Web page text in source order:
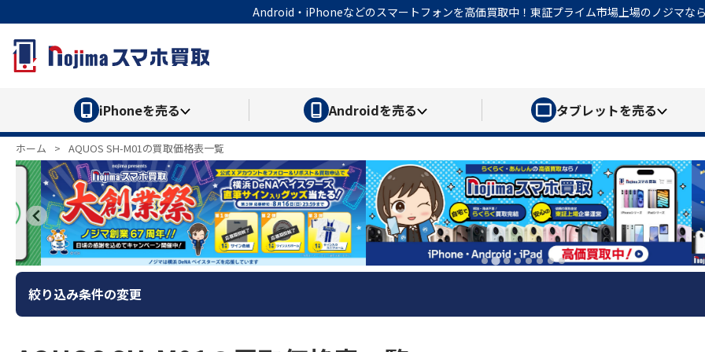
Android・iPhoneなどのスマートフォンを高価買取中！東証プライム市場上場のノジマな
iPhoneを売る Androidを売る タブレットを売る
ホーム > AQUOS SH-M01の買取価格表一覧
絞り込み条件の変更